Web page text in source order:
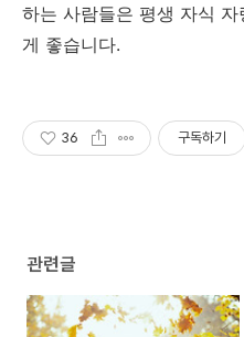
하는 사람들은 평생 자식
게 좋습니다.
36 구독하기
관련글